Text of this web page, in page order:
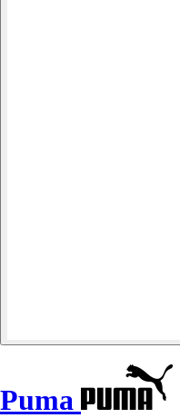
Puma